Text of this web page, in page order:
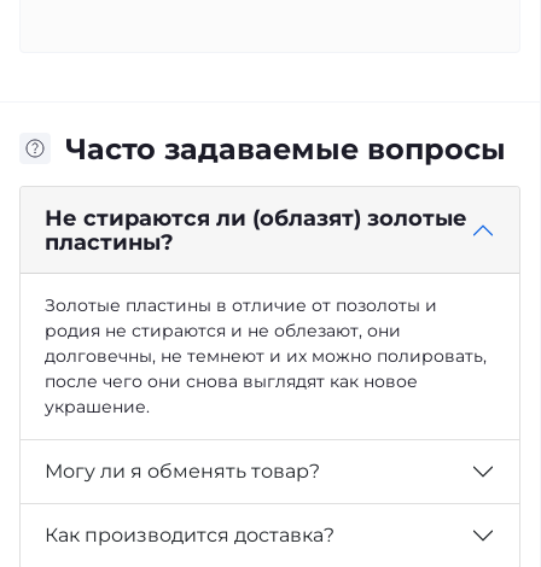
Часто задаваемые вопросы
Не стираются ли (облазят) золотые
пластины?
Золотые пластины в отличие от позолоты и
родия не стираются и не облезают, они
долговечны, не темнеют и их можно полировать,
после чего они снова выглядят как новое
украшение.
Могу ли я обменять товар?
Как производится доставка?